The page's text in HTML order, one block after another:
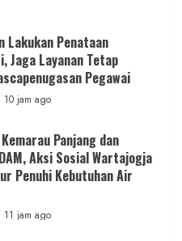
Lakukan Penataan
Jaga Layanan Tetap
Pegawai
10 jam ago
Panjang dan
Aksi Sosial Wartajogja
Penuhi Kebutuhan Air
11 jam ago